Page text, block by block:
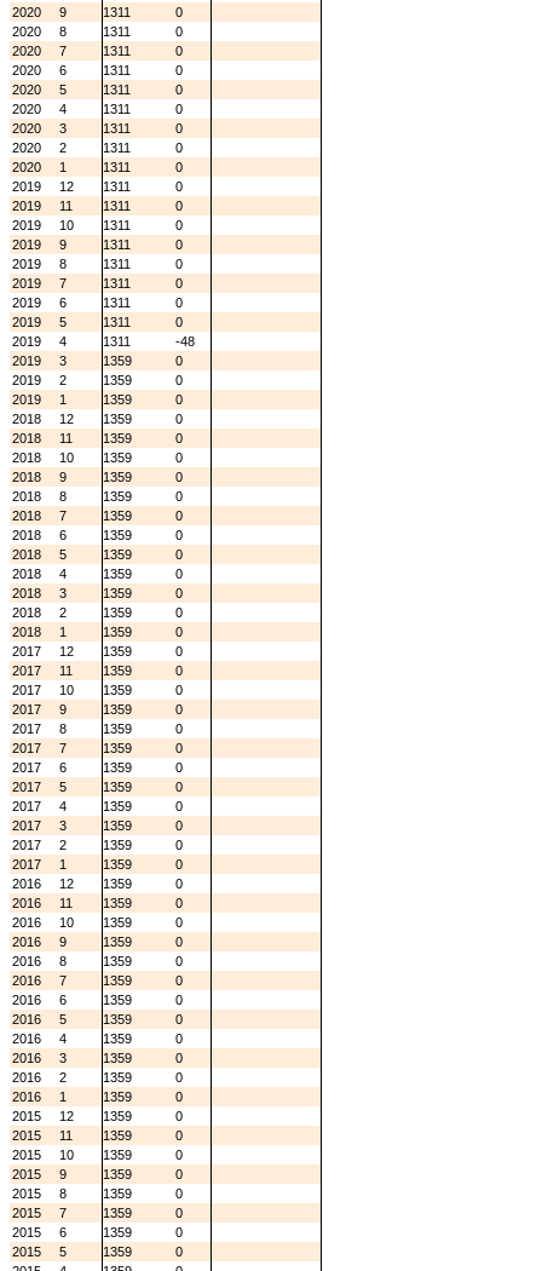
2020
9 1311
0
2020
8 1311
0
2020
7 1311
0
2020
6 1311
0
2020
5 1311
0
2020
4 1311
0
2020
3 1311
0
2020
2 1311
0
2020
1 1311
0
2019
12 1311
0
2019
11 1311
0
2019
10 1311
0
2019
9 1311
0
2019
8 1311
0
2019
7 1311
0
2019
6 1311
0
2019
5 1311
0
2019
4 1311
-48
2019
3 1359
0
2019
2 1359
0
2019
1 1359
0
2018
12 1359
0
2018
11 1359
0
2018
10 1359
0
2018
9 1359
0
2018
8 1359
0
2018
7 1359
0
2018
6 1359
0
2018
5 1359
0
2018
4 1359
0
2018
3 1359
0
2018
2 1359
0
2018
1 1359
0
2017
12 1359
0
2017
11 1359
0
2017
10 1359
0
2017
9 1359
0
2017
8 1359
0
2017
7 1359
0
2017
6 1359
0
2017
5 1359
0
2017
4 1359
0
2017
3 1359
0
2017
2 1359
0
2017
1 1359
0
2016
12 1359
0
2016
11 1359
0
2016
10 1359
0
2016
9 1359
0
2016
8 1359
0
2016
7 1359
0
2016
6 1359
0
2016
5 1359
0
2016
4 1359
0
2016
3 1359
0
2016
2 1359
0
2016
1 1359
0
2015
12 1359
0
2015
11 1359
0
2015
10 1359
0
2015
9 1359
0
2015
8 1359
0
2015
7 1359
0
2015
6 1359
0
2015
5 1359
0